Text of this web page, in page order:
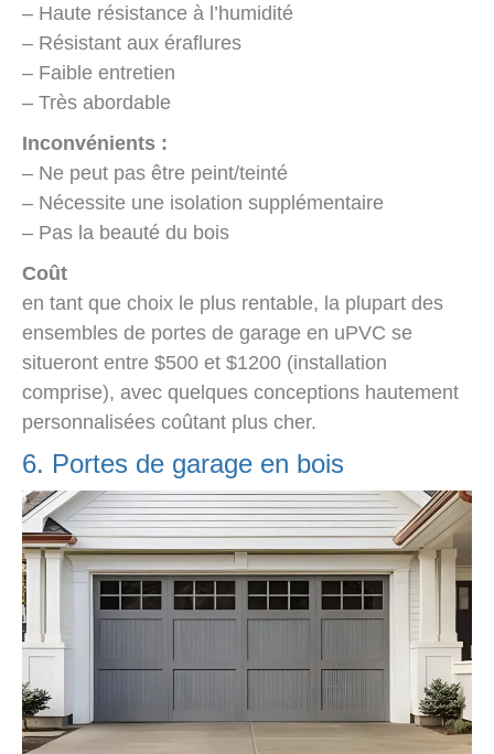
– Haute résistance à l’humidité
– Résistant aux éraflures
– Faible entretien
– Très abordable
Inconvénients :
– Ne peut pas être peint/teinté
– Nécessite une isolation supplémentaire
– Pas la beauté du bois
Coût
en tant que choix le plus rentable, la plupart des
ensembles de portes de garage en uPVC se
situeront entre $500 et $1200 (installation
comprise), avec quelques conceptions hautement
personnalisées coûtant plus cher.
6. Portes de garage en bois